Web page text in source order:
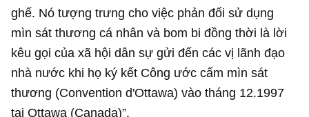
ghế. Nó tượng trưng cho việc phản đối sử dụng
mìn sát thương cá nhân và bom bi đồng thời là lời
kêu gọi của xã hội dân sự gửi đến các vị lãnh đạo
nhà nước khi họ ký kết Công ước cấm mìn sát
thương (Convention d'Ottawa) vào tháng 12.1997
tại Ottawa (Canada)”.